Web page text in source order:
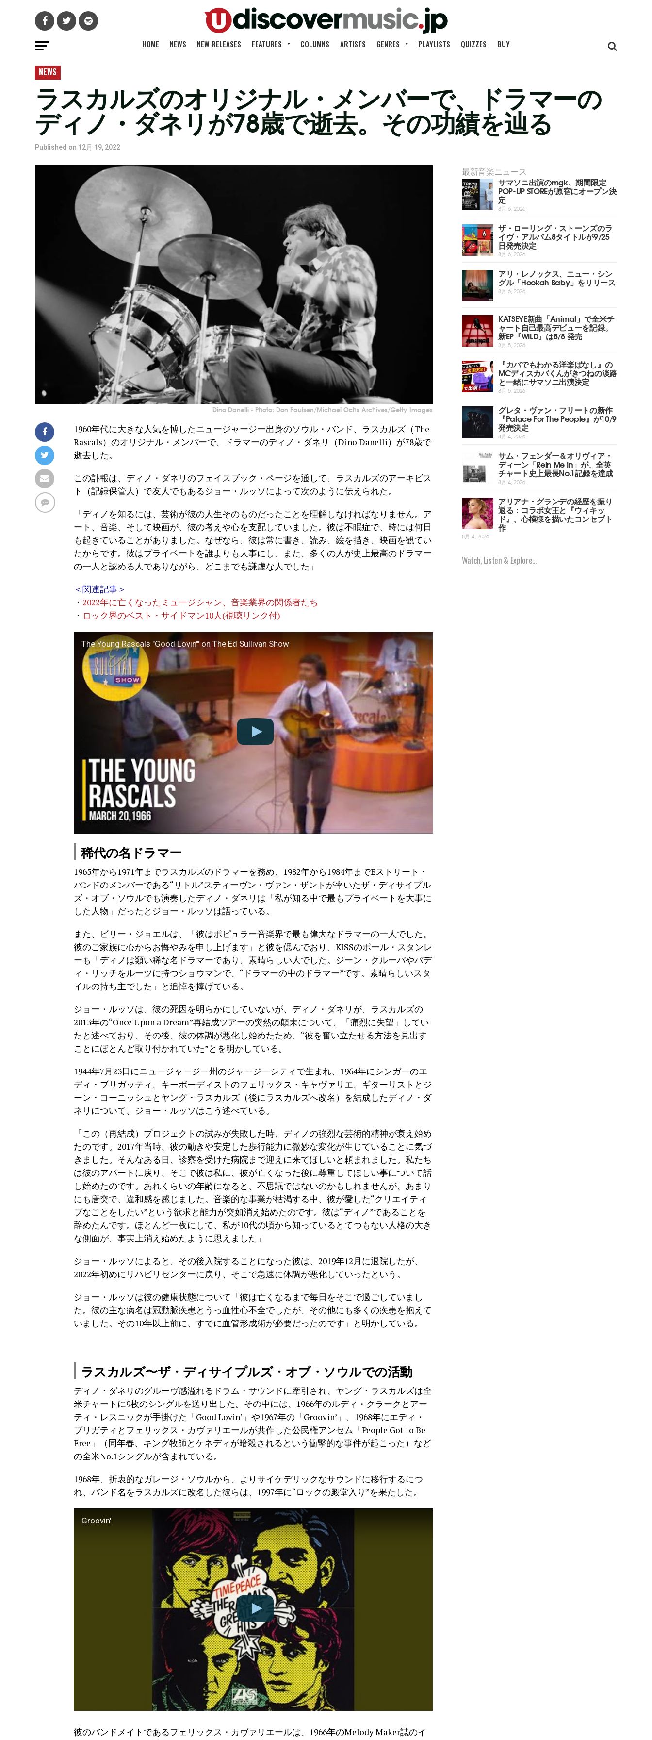
HOME NEWS NEW RELEASES FEATURES COLUMNS ARTISTS GENRES PLAYLISTS QUIZZES BUY
NEWS
ラスカルズのオリジナル・メンバーで、ドラマーの
ディノ・ダネリが78歳で逝去。その功績を辿る
Published on 12月 19, 2022
Dino Danelli - Photo: Don Paulsen/Michael Ochs Archives/Getty Images
1960年代に大きな人気を博したニュージャージー出身のソウル・バンド、ラスカルズ（The
Rascals）のオリジナル・メンバーで、ドラマーのディノ・ダネリ（Dino Danelli）が78歳で
逝去した。
この訃報は、ディノ・ダネリのフェイスブック・ページを通して、ラスカルズのアーキビス
ト（記録保管人）で友人でもあるジョー・ルッソによって次のように伝えられた。
「ディノを知るには、芸術が彼の人生そのものだったことを理解しなければなりません。ア
ート、音楽、そして映画が、彼の考えや心を支配していました。彼は不眠症で、時には何日
も起きていることがありました。なぜなら、彼は常に書き、読み、絵を描き、映画を観てい
たからです。彼はプライベートを誰よりも大事にし、また、多くの人が史上最高のドラマー
の一人と認める人でありながら、どこまでも謙虚な人でした」
＜関連記事＞
・ 2022年に亡くなったミュージシャン、音楽業界の関係者たち
・ ロック界のベスト・サイドマン10人(視聴リンク付)
The Young Rascals "Good Lovin'" on The Ed Sullivan Show
稀代の名ドラマー
1965年から1971年までラスカルズのドラマーを務め、1982年から1984年までEストリート・
バンドのメンバーである“リトル”スティーヴン・ヴァン・ザントが率いたザ・ディサイプル
ズ・オブ・ソウルでも演奏したディノ・ダネリは「私が知る中で最もプライベートを大事に
した人物」だったとジョー・ルッソは語っている。
また、ビリー・ジョエルは、「彼はポピュラー音楽界で最も偉大なドラマーの一人でした。
彼のご家族に心からお悔やみを申し上げます」と彼を偲んでおり、KISSのポール・スタンレ
ーも「ディノは類い稀な名ドラマーであり、素晴らしい人でした。ジーン・クルーパやバデ
ィ・リッチをルーツに持つショウマンで、“ドラマーの中のドラマー”です。素晴らしいスタ
イルの持ち主でした」と追悼を捧げている。
ジョー・ルッソは、彼の死因を明らかにしていないが、ディノ・ダネリが、ラスカルズの
2013年の“Once Upon a Dream”再結成ツアーの突然の顛末について、「痛烈に失望」してい
たと述べており、その後、彼の体調が悪化し始めたため、“彼を奮い立たせる方法を見出す
ことにほとんど取り付かれていた”とを明かしている。
1944年7月23日にニュージャージー州のジャージーシティで生まれ、1964年にシンガーのエ
ディ・ブリガッティ、キーボーディストのフェリックス・キャヴァリエ、ギターリストとジ
ーン・コーニッシュとヤング・ラスカルズ（後にラスカルズへ改名）を結成したディノ・ダ
ネリについて、ジョー・ルッソはこう述べている。
「この（再結成）プロジェクトの試みが失敗した時、ディノの強烈な芸術的精神が衰え始め
たのです。2017年当時、彼の動きや安定した歩行能力に微妙な変化が生じていることに気づ
きました。そんなある日、診察を受けた病院まで迎えに来てほしいと頼まれました。私たち
は彼のアパートに戻り、そこで彼は私に、彼が亡くなった後に尊重してほしい事について話
し始めたのです。あれくらいの年齢になると、不思議ではないのかもしれませんが、あまり
にも唐突で、違和感を感じました。音楽的な事業が枯渇する中、彼が愛した“クリエイティ
ブなことをしたい”という欲求と能力が突如消え始めたのです。彼は“ディノ”であることを
辞めたんです。ほとんど一夜にして、私が10代の頃から知っているとてつもない人格の大き
な側面が、事実上消え始めたように思えました」
ジョー・ルッソによると、その後入院することになった彼は、2019年12月に退院したが、
2022年初めにリハビリセンターに戻り、そこで急速に体調が悪化していったという。
ジョー・ルッソは彼の健康状態について「彼は亡くなるまで毎日をそこで過ごしていまし
た。彼の主な病名は冠動脈疾患とうっ血性心不全でしたが、その他にも多くの疾患を抱えて
いました。その10年以上前に、すでに血管形成術が必要だったのです」と明かしている。
ラスカルズ〜ザ・ディサイプルズ・オブ・ソウルでの活動
ディノ・ダネリのグルーヴ感溢れるドラム・サウンドに牽引され、ヤング・ラスカルズは全
米チャートに9枚のシングルを送り出した。その中には、1966年のルディ・クラークとアー
ティ・レスニックが手掛けた「Good Lovin’」や1967年の「Groovin’」、1968年にエディ・
ブリガティとフェリックス・カヴァリエールが共作した公民権アンセム「People Got to Be
Free」（同年春、キング牧師とケネディが暗殺されるという衝撃的な事件が起こった）など
の全米No.1シングルが含まれている。
1968年、折衷的なガレージ・ソウルから、よりサイケデリックなサウンドに移行するにつ
れ、バンド名をラスカルズに改名した彼らは、1997年に“ロックの殿堂入り”を果たした。
Groovin'
彼のバンドメイトであるフェリックス・カヴァリエールは、1966年のMelody Maker誌のイ
最新音楽ニュース
サマソニ出演のmgk、期間限定
POP-UP STOREが原宿にオープン決
定
8月 6, 2026
ザ・ローリング・ストーンズのラ
イヴ・アルバム8タイトルが9/25
日発売決定
8月 6, 2026
アリ・レノックス、ニュー・シン
グル「Hookah Baby」をリリース
8月 6, 2026
KATSEYE新曲「Animal」で全米チ
ャート自己最高デビューを記録。
新EP『WILD』は8/8 発売
8月 5, 2026
『カバでもわかる洋楽ばなし』の
MCディスカバくんがきつねの淡路
と一緒にサマソニ出演決定
8月 5, 2026
グレタ・ヴァン・フリートの新作
『Palace For The People』が10/9
発売決定
8月 4, 2026
サム・フェンダー＆オリヴィア・
ディーン「Rein Me In」が、全英
チャート史上最長No.1記録を達成
8月 4, 2026
アリアナ・グランデの経歴を振り
返る：コラボ女王と『ウィキッ
ド』、心模様を描いたコンセプト
作
8月 4, 2026
Watch, Listen & Explore...